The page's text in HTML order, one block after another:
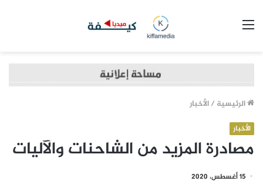
الرئيسية /الأخبار
الأخبار
مصادرة المزيد من الشاحنات والآليات
15 أغسطس، 2020